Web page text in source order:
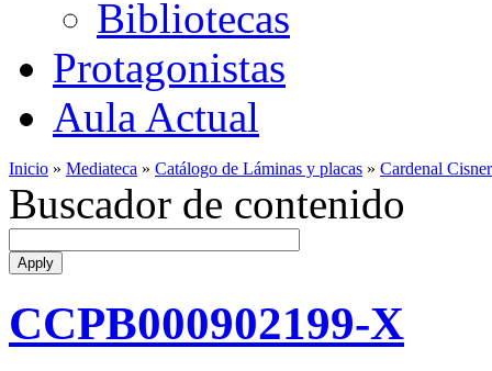
Bibliotecas
Protagonistas
Aula Actual
Inicio » Mediateca » Catálogo de Láminas y placas » Cardenal
Buscador de contenido
CCPB000902199-X